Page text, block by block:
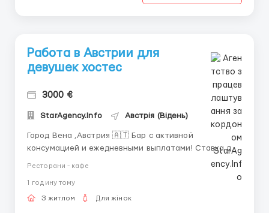
Работа в Австрии для
девушек хостес
3000 €
StarAgency.Info Австрія (Відень)
Город Вена ,Австрия 🇦🇹 Бар с активной
консумацией и ежедневными выплатами! Ставка для
хостес 60€ в будние дни и 70€ в выходные (пятница
Ресторани - кафе
1 годину тому
З житлом Для жінок